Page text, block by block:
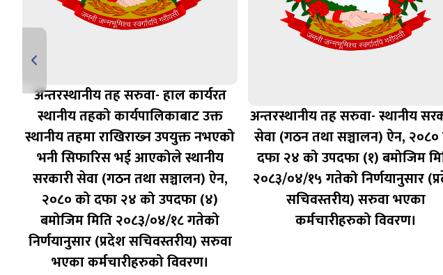
अन्तरस्थानीय तह सरुवा- हाल कार्यरत
स्थानीय तहको कार्यपालिकाबाट उक्त
स्थानीय तहमा राखिराख्‍न उपयुक्त नभएको
भनी सिफारिस भई आएकोले स्थानीय
सरकारी सेवा (गठन तथा सञ्चालन) ऐन,
२०८० को दफा २४ को उपदफा (४)
बमोजिम मिति २०८३/०४/१८ गतेको
निर्णयानुसार (प्रदेश सचिवस्तरीय) सरुवा
भएका कर्मचारीहरुको विवरण।
अन्तरस्थानीय तह सरुवा- स्थानीय
सेवा (गठन तथा सञ्चालन) ऐन,
दफा २४ को उपदफा (१) बमोजिम
२०८३/०४/१५ गतेको निर्णयानुसार
सचिवस्तरीय) सरुवा भएका
कर्मचारीहरुको विवरण।